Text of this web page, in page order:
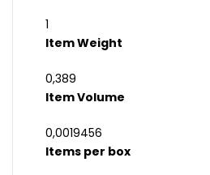
1
Item Weight
0,389
Item Volume
0,0019456
Items per box